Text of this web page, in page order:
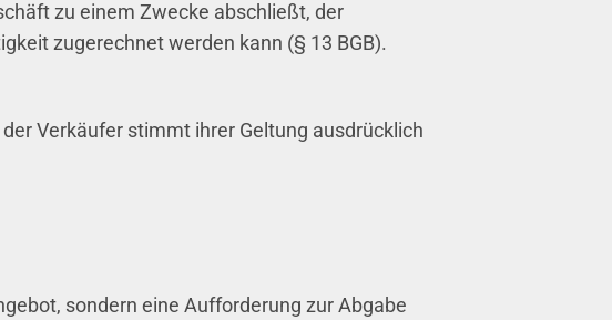
zu einem Zwecke abschließt, der
zugerechnet werden kann (§ 13 BGB).
Verkäufer stimmt ihrer Geltung ausdrücklich
sondern eine Aufforderung zur Abgabe